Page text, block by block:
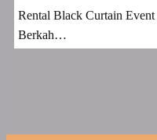
Rental Black Curtain
Berkah…